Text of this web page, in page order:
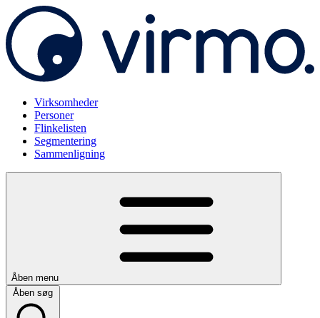
Virksomheder
Personer
Flinkelisten
Segmentering
Sammenligning
Åben menu
Åben søg